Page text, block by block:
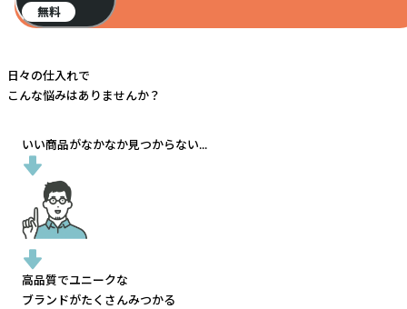
無料
日々の仕入れで
こんな悩みはありませんか？
いい商品がなかなか見つからない...
高品質でユニークな
ブランドがたくさんみつかる